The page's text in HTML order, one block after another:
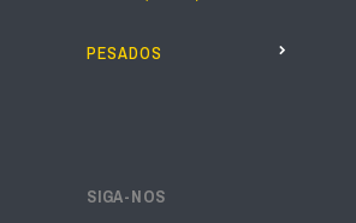
PESADOS
SIGA-NOS